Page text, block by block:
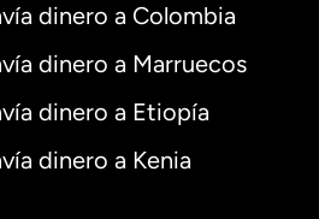
dinero a Colombia
dinero a Marruecos
dinero a Etiopía
dinero a Kenia